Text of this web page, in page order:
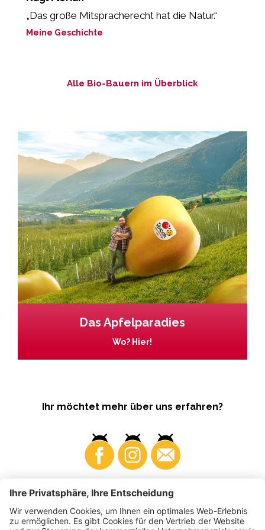
„Das große Mitspracherecht hat die Natur.“
Meine Geschichte
Alle Bio-Bauern im Überblick
Das Apfelparadies
Wo? Hier!
Ihr möchtet mehr über uns erfahren?
Business Produzenten